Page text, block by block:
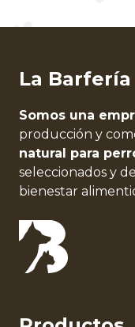
La Barfería
Somos una
producción y
natural para
seleccionados y
bienestar